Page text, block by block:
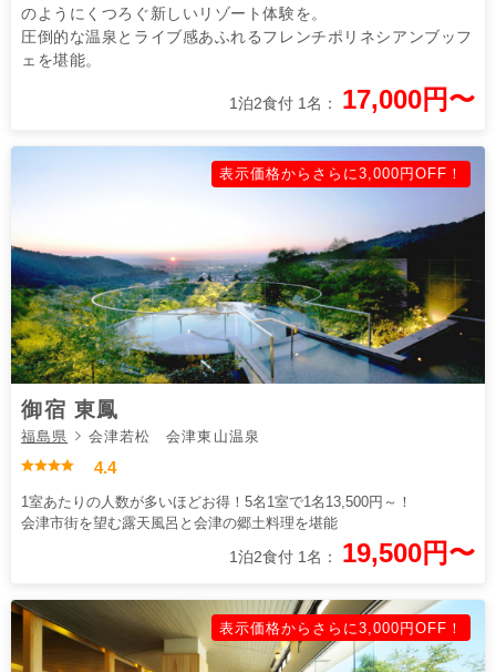
のようにくつろぐ新しいリゾート体験を。
圧倒的な温泉とライブ感あふれるフレンチポリネシアンブッフ
ェを堪能。
1泊2食付 1名： 17,000円〜
表示価格からさらに3,000円OFF！
御宿 東鳳
福島県 会津若松 会津東山温泉
4.4
1室あたりの人数が多いほどお得！5名1室で1名13,500円～！
会津市街を望む露天風呂と会津の郷土料理を堪能
1泊2食付 1名： 19,500円〜
表示価格からさらに3,000円OFF！